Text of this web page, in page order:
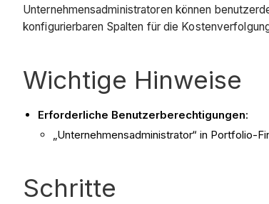
Unternehmensadministratoren können
konfigurierbaren Spalten für die
Wichtige Hinweise
Erforderliche Benutzerberechtigungen:
„Unternehmensadministrator“ in Portfolio-
Schritte